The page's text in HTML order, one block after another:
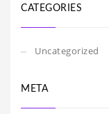
CATEGORIES
Uncategorized
META